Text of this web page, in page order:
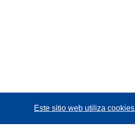
Este sitio web utiliza cookies